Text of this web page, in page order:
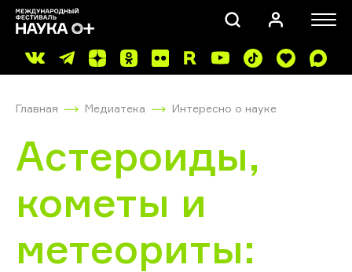
Главная Медиатека Интересно о науке
Астероиды,
кометы и
метеориты: